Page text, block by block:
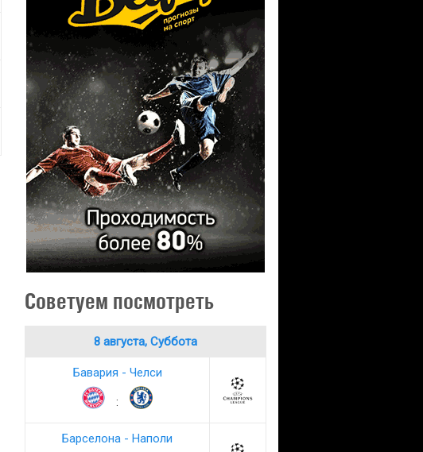
Советуем посмотреть
8 августа, Суббота
Бавария - Челси
:
Барселона - Наполи